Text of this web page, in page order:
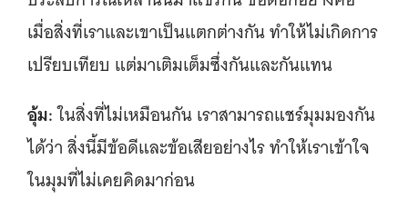
เมื่อสิ่งที่เราและเขาเป็นแตกต่างกัน ทำให้ไม่เกิดการ
เปรียบเทียบ แต่มาเติมเต็มซึ่งกันและกันแทน
อุ้ม:ในสิ่งที่ไม่เหมือนกัน เราสามารถแชร์มุมมองกัน
ได้ว่า สิ่งนี้มีข้อดีและข้อเสียอย่างไร ทำให้เราเข้าใจ
ในมุมที่ไม่เคยคิดมาก่อน